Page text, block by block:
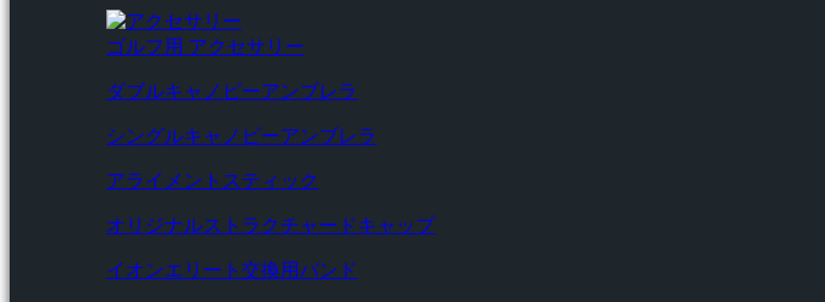
ゴルフ用 アクセサリー
ダブルキャノピーアンブレラ
シングルキャノピーアンブレラ
アライメントスティック
オリジナルストラクチャードキャップ
イオンエリート交換用バンド